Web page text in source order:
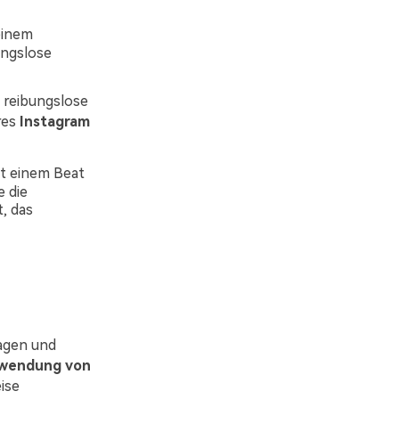
Instagram
einem Beat
die
das
und
von